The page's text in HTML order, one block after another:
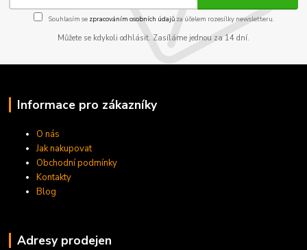
Souhlasím se zpracováním osobních údajůza účelem rozesílky newsletteru.
Můžete se kdykoli odhlásit. Zasíláme jednou za 14 dní.
Informace pro zákazníky
O nás
Jak nakupovat
Obchodní podmínky
Kontakty
Blog
Adresy prodejen